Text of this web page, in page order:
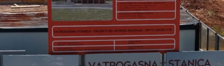
Poseban dio razgovora posvećen je FK Zeta, Zetskim
sportskim igrama i knjizi „Fudbal u Zeti“, u kojoj je
sabrao gotovo cijeli vijek fudbalske tradicije ovog kraja.